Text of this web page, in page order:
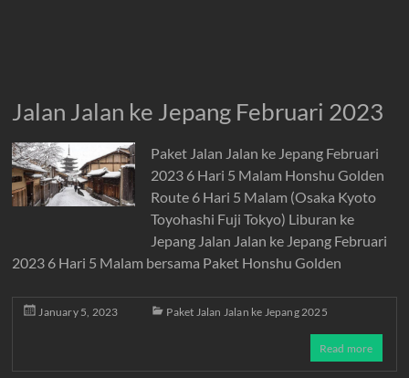
Jalan Jalan ke Jepang Februari 2023
Paket Jalan Jalan ke Jepang Februari
2023 6 Hari 5 Malam Honshu Golden
Route 6 Hari 5 Malam (Osaka Kyoto
Toyohashi Fuji Tokyo) Liburan ke
Jepang Jalan Jalan ke Jepang Februari
2023 6 Hari 5 Malam bersama Paket Honshu Golden
January 5, 2023 Paket Jalan Jalan ke Jepang 2025
Read more